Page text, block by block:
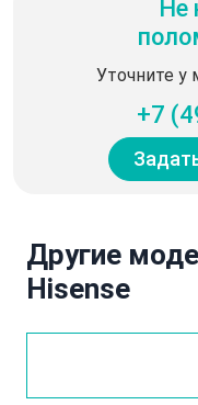
Не
Уточните у
+7
Другие
Hisense